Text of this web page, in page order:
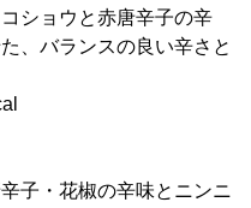
ショウと赤唐辛子の辛
、バランスの良い辛さと
子・花椒の辛味とニンニ